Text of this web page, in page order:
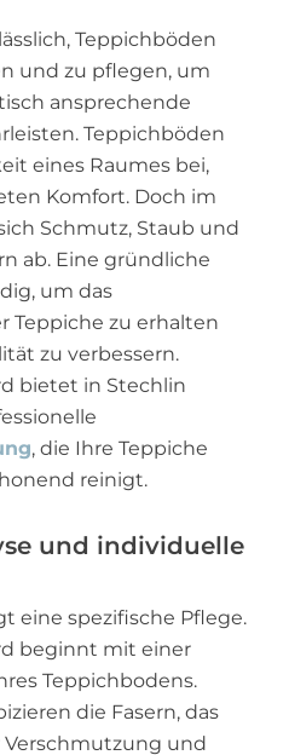
Teppichböden
und zu pflegen, um
ansprechende
Teppichböden
eines Raumes bei,
Komfort. Doch im
Schmutz, Staub und
ab. Eine gründliche
um das
Teppiche zu erhalten
zu verbessern.
bietet in Stechlin
, die Ihre Teppiche
reinigt.
und individuelle
eine spezifische Pflege.
beginnt mit einer
Teppichbodens.
die Fasern, das
Verschmutzung und